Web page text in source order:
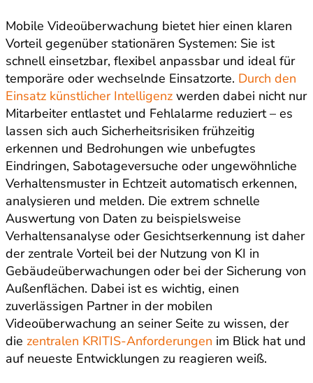
Mobile Videoüberwachung bietet hier einen klaren
Vorteil gegenüber stationären Systemen: Sie ist
schnell einsetzbar, flexibel anpassbar und ideal für
temporäre oder wechselnde Einsatzorte. Durch den
Einsatz künstlicher Intelligenz werden dabei nicht nur
Mitarbeiter entlastet und Fehlalarme reduziert – es
lassen sich auch Sicherheitsrisiken frühzeitig
erkennen und Bedrohungen wie unbefugtes
Eindringen, Sabotageversuche oder ungewöhnliche
Verhaltensmuster in Echtzeit automatisch erkennen,
analysieren und melden. Die extrem schnelle
Auswertung von Daten zu beispielsweise
Verhaltensanalyse oder Gesichtserkennung ist daher
der zentrale Vorteil bei der Nutzung von KI in
Gebäudeüberwachungen oder bei der Sicherung von
Außenflächen. Dabei ist es wichtig, einen
zuverlässigen Partner in der mobilen
Videoüberwachung an seiner Seite zu wissen, der
die zentralen KRITIS-Anforderungen im Blick hat und
auf neueste Entwicklungen zu reagieren weiß.